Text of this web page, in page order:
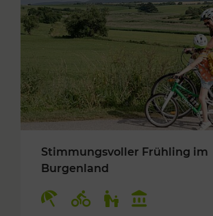
Stimmungsvoller Frühling im
Burgenland